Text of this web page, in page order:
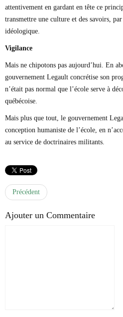
attentivement en gardant en tête ce
transmettre une culture et des savoirs,
idéologique.
Vigilance
Mais ne chipotons pas aujourd’hui. En
gouvernement Legault concrétise son
n’était pas normal que l’école serve à
québécoise.
Mais plus que tout, le gouvernement
conception humaniste de l’école, en
au service de doctrinaires militants.
Précédent
Ajouter un Commentaire